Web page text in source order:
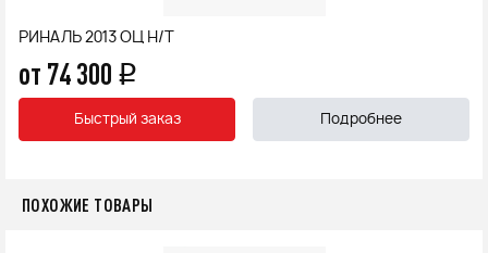
РИНАЛЬ 2013 ОЦ Н/Т
от 74 300 q
Быстрый заказ Подробнее
ПОХОЖИЕ ТОВАРЫ